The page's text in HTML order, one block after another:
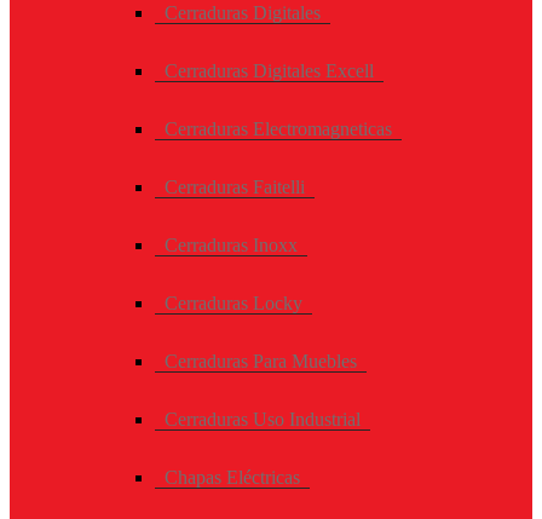
Cerraduras Digitales
Cerraduras Digitales Excell
Cerraduras Electromagneticas
Cerraduras Faitelli
Cerraduras Inoxx
Cerraduras Locky
Cerraduras Para Muebles
Cerraduras Uso Industrial
Chapas Eléctricas